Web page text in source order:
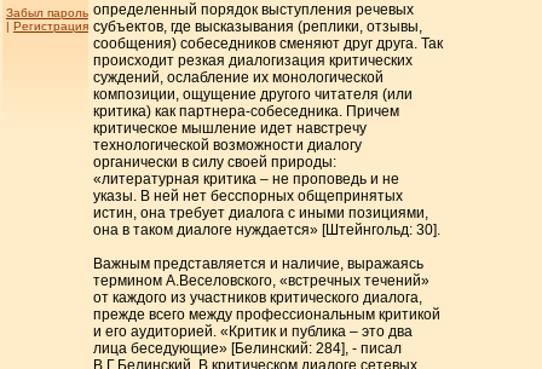
Забыл пароль
| Регистрация
определенный порядок выступления речевых
субъектов, где высказывания (реплики, отзывы,
сообщения) собеседников сменяют друг друга. Так
происходит резкая диалогизация критических
суждений, ослабление их монологической
композиции, ощущение другого читателя (или
критика) как партнера-собеседника. Причем
критическое мышление идет навстречу
технологической возможности диалогу
органически в силу своей природы:
«литературная критика – не проповедь и не
указы. В ней нет бесспорных общепринятых
истин, она требует диалога с иными позициями,
она в таком диалоге нуждается» [Штейнгольд: 30].
Важным представляется и наличие, выражаясь
термином А.Веселовского, «встречных течений»
от каждого из участников критического диалога,
прежде всего между профессиональным критикой
и его аудиторией. «Критик и публика – это два
лица беседующие» [Белинский: 284], - писал
В.Г.Белинский. В критическом диалоге сетевых